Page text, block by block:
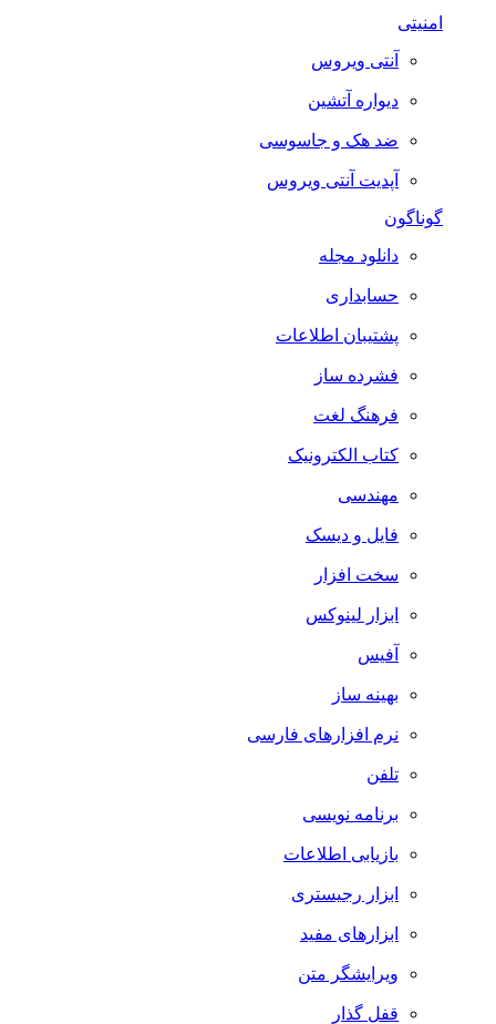
آنتی ویروس
دیواره آتشین
ضد هک و جاسوسی
آپدیت آنتی ویروس
گوناگون
دانلود مجله
حسابداری
پشتیبان اطلاعات
فشرده ساز
فرهنگ لغت
کتاب الکترونیک
مهندسی
فایل و دیسک
سخت افزار
ابزار لینوکس
آفیس
بهینه ساز
نرم افزارهای فارسی
تلفن
برنامه نویسی
بازیابی اطلاعات
ابزار رجیستری
ابزارهای مفید
ویرایشگر متن
قفل گذار